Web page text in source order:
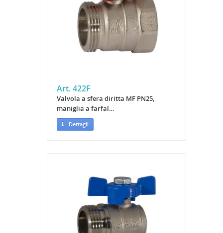
Art. 422F
Valvola a sfera diritta MF PN25,
maniglia a farfal…
Dettagli